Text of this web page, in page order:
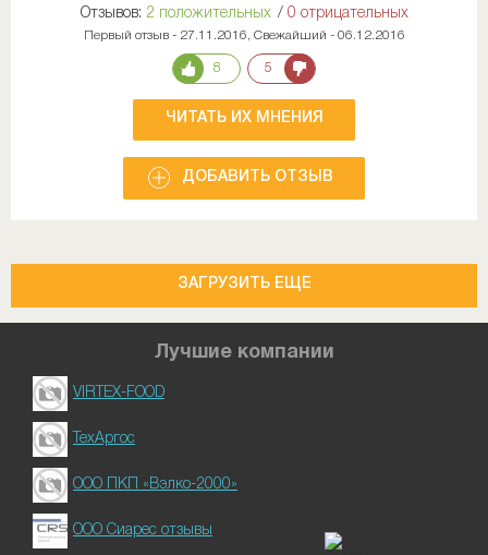
Отзывов: 2 положительных / 0 отрицательных
Первый отзыв - 27.11.2016, Свежайший - 06.12.2016
8 5
ЧИТАТЬ ИХ МНЕНИЯ
ДОБАВИТЬ ОТЗЫВ
ЗАГРУЗИТЬ ЕЩЕ
Лучшие компании
VIRTEX-FOOD
ТехАргос
ООО ПКП «Вэлко-2000»
ООО Сиарес отзывы